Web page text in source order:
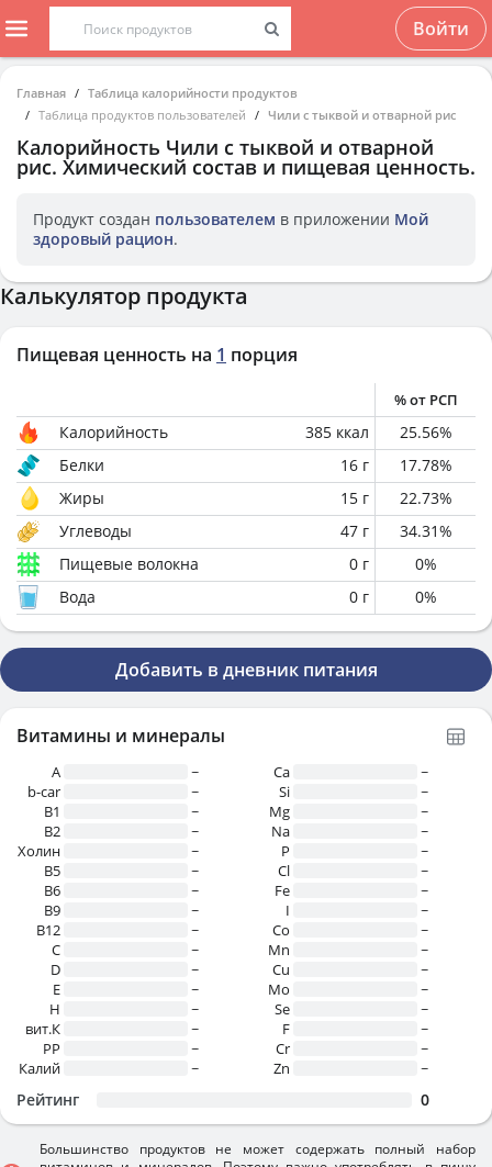
Войти
Главная
Таблица калорийности продуктов
Таблица продуктов пользователей
Чили с тыквой и отварной рис
Калорийность Чили с тыквой и отварной
рис. Химический состав и пищевая ценность.
Продукт создан пользователем в приложении Мой
здоровый рацион.
Калькулятор продукта
Пищевая ценность на 1 порция
% от РСП
Калорийность 385 ккал 25.56%
Белки
16 г 17.78%
Жиры
15 г 22.73%
Углеводы
47 г 34.31%
Пищевые волокна
0 г 0%
Вода
0 г 0%
Добавить в дневник питания
Витамины и минералы
A
~
b-car
~
В1
~
B2
~
Холин
~
B5
~
B6
~
B9
~
B12
~
C
~
D
~
E
~
H
~
вит.К
~
PP
~
Калий
~
Ca
~
Si
~
Mg
~
Na
~
P
~
Cl
~
Fe
~
I
~
Co
~
Mn
~
Cu
~
Mo
~
Se
~
F
~
Cr
~
Zn
~
Рейтинг 0
Большинство продуктов не может содержать полный набор